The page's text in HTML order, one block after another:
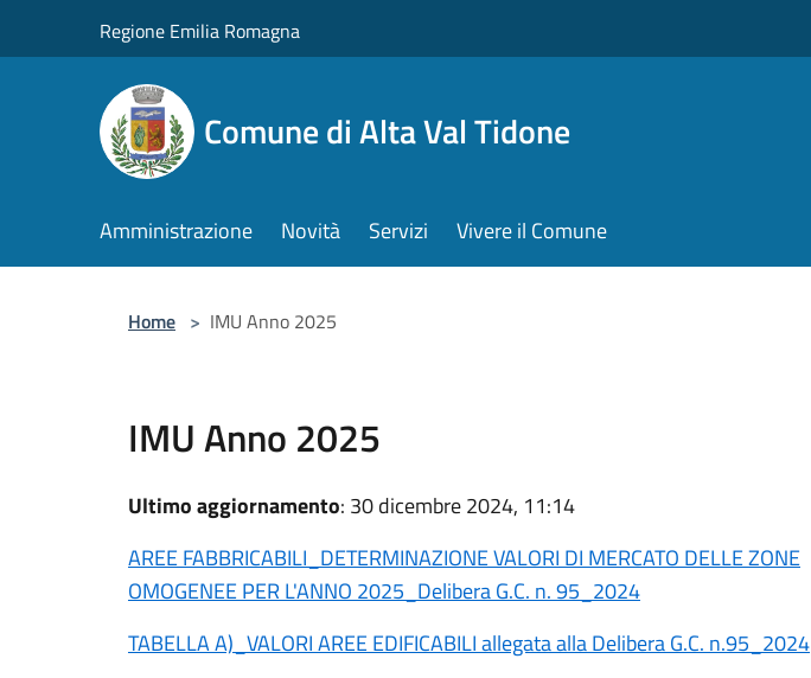
Regione Emilia Romagna
Comune di Alta Val Tidone
Amministrazione Novità Servizi Vivere il Comune
Home > IMU Anno 2025
IMU Anno 2025
Ultimo aggiornamento: 30 dicembre 2024, 11:14
AREE FABBRICABILI_DETERMINAZIONE VALORI DI MERCATO DELLE ZONE
OMOGENEE PER L'ANNO 2025_Delibera G.C. n. 95_2024
TABELLA A)_VALORI AREE EDIFICABILI allegata alla Delibera G.C. n.95_2024